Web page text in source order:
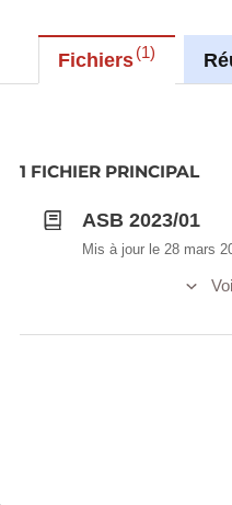
Fichiers 1
1 FICHIER PRINCIPAL
ASB 2023/01
Mis à jour le 28 mars